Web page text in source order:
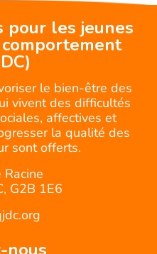
pour les jeunes
le bien-être des
vivent des difficultés
affectives et
la qualité des
sont offerts.
G2B 1E6